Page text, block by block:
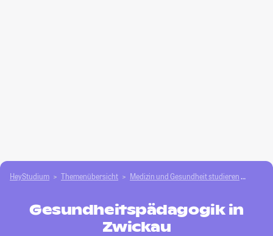
HeyStudium Themenübersicht Medizin und Gesundheit studieren
Gesundheitspädagogik in
Zwickau